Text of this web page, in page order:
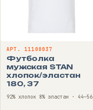
АРТ. 11100037
Футболка
мужская STAN
хлопок/эластан
180, 37
92% хлопок 8% эластан · 44—56